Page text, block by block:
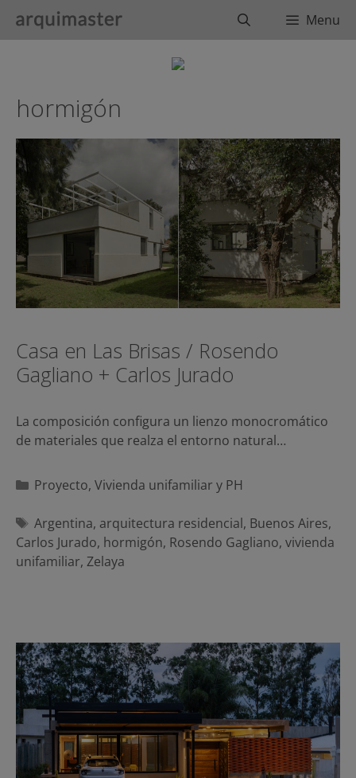
BuscarMenu
hormigón
Casa en Las Brisas / Rosendo
Gagliano + Carlos Jurado
La composición configura un lienzo monocromático
de materiales que realza el entorno natural…
Categorías
Proyecto, Vivienda unifamiliar y PH
Etiquetas
Argentina, arquitectura residencial, Buenos Aires,
Carlos Jurado, hormigón, Rosendo Gagliano, vivienda
unifamiliar, Zelaya